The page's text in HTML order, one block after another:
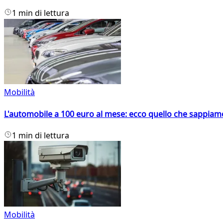
1 min di lettura
Mobilità
L'automobile a 100 euro al mese: ecco quello che
1 min di lettura
Mobilità